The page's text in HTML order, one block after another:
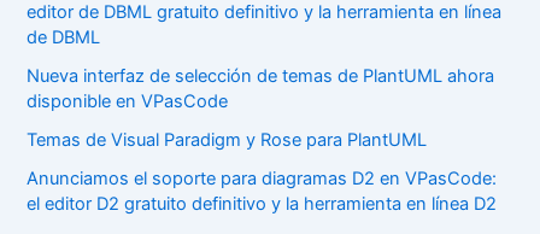
editor de DBML gratuito definitivo y la herramienta en línea
de DBML
Nueva interfaz de selección de temas de PlantUML ahora
disponible en VPasCode
Temas de Visual Paradigm y Rose para PlantUML
Anunciamos el soporte para diagramas D2 en VPasCode:
el editor D2 gratuito definitivo y la herramienta en línea D2